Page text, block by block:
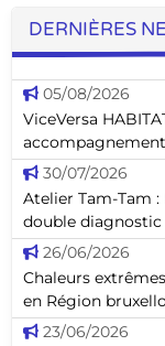
DERNIÈRES
05/08/2026
ViceVersa
30/07/2026
Atelier Tam-Tam
double diagnostic
26/06/2026
Chaleurs
en Région
23/06/2026